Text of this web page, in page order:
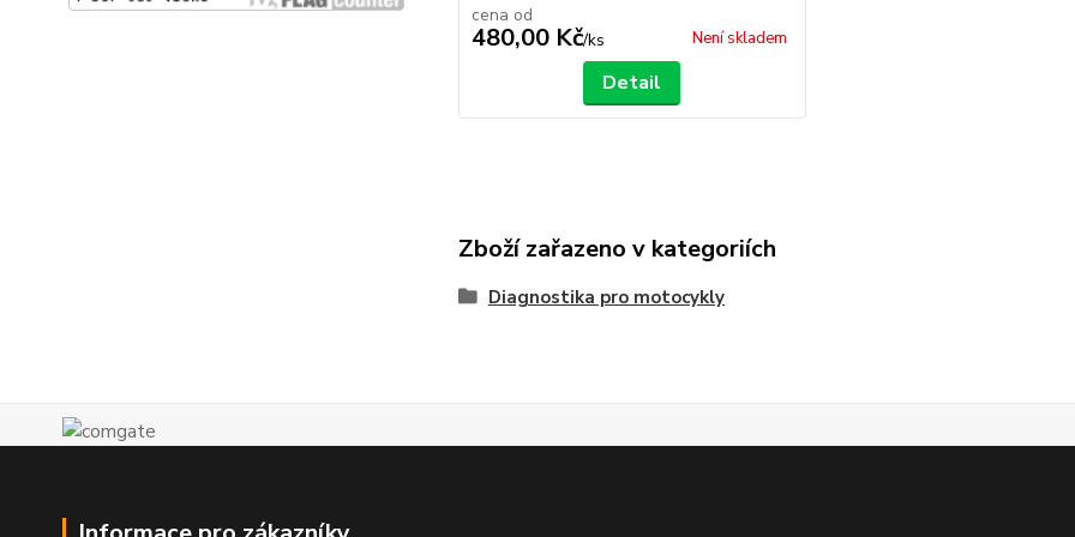
cena od
480,00 Kč/ks Není skladem
Detail
Zboží zařazeno v kategoriích
Diagnostika pro motocykly